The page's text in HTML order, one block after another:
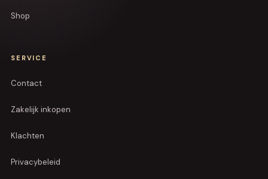
Shop
SERVICE
Contact
Zakelijk inkopen
Klachten
Privacybeleid